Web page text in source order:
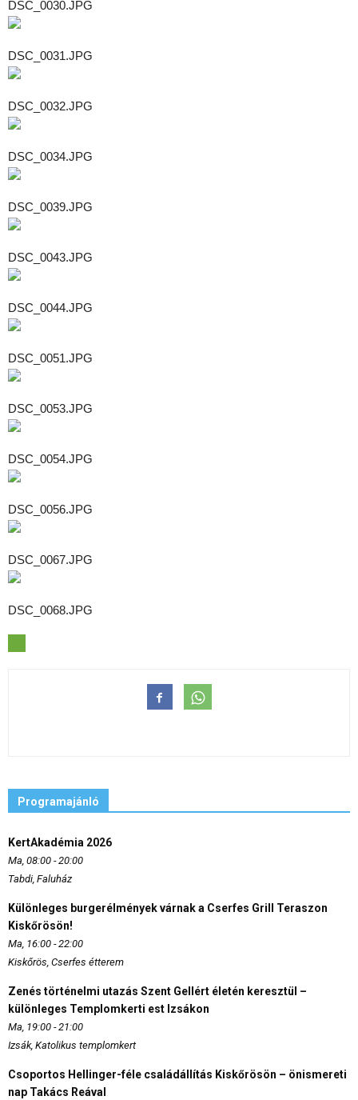
DSC_0030.JPG
DSC_0031.JPG
DSC_0032.JPG
DSC_0034.JPG
DSC_0039.JPG
DSC_0043.JPG
DSC_0044.JPG
DSC_0051.JPG
DSC_0053.JPG
DSC_0054.JPG
DSC_0056.JPG
DSC_0067.JPG
DSC_0068.JPG
Programajánló
KertAkadémia 2026
Ma, 08:00 - 20:00
Tabdi, Faluház
Különleges burgerélmények várnak a Cserfes Grill Teraszon
Kiskőrösön!
Ma, 16:00 - 22:00
Kiskőrös, Cserfes étterem
Zenés történelmi utazás Szent Gellért életén keresztül –
különleges Templomkerti est Izsákon
Ma, 19:00 - 21:00
Izsák, Katolikus templomkert
Csoportos Hellinger-féle családállítás Kiskőrösön – önismereti
nap Takács Reával